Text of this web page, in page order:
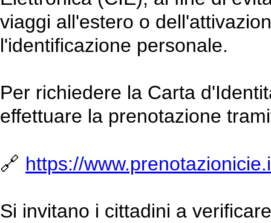
viaggi all'estero o
l'identificazione personale.
Per richiedere la Carta
effettuare la prenotazione
🔗 https://
Si invitano i cittadini a